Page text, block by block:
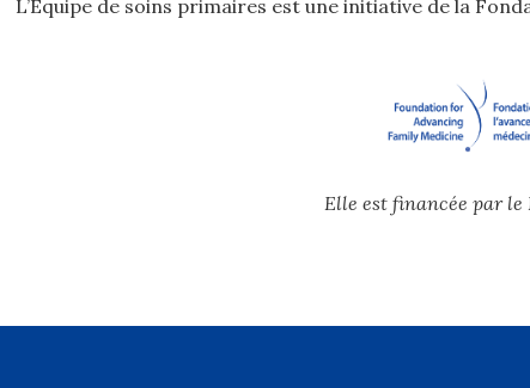
L’Équipe de soins primaires est une initiative de la
Elle est financée par